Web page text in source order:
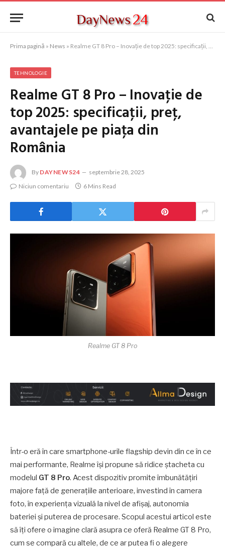
Prima pagină » News » Realme GT 8 Pro – Inovaţie de top 2025: specificaţii, preţ, avantajele pe piaţa din România
TEHNOLOGIE
Realme GT 8 Pro – Inovaţie de
top 2025: specificaţii, preţ,
avantajele pe piaţa din
România
By DAYNEWS24
septembrie 28, 2025
Niciun comentariu
6 Mins Read
Realme GT 8 Pro
Într-o eră în care smartphone-urile flagship devin din ce în ce
mai performante, Realme îşi propune să ridice ştacheta cu
modelul GT 8 Pro. Acest dispozitiv promite îmbunătăţiri
majore faţă de generaţiile anterioare, investind în camera
foto, în experienţa vizuală la nivel de afişaj, autonomia
bateriei şi puterea de procesare. Scopul acestui articol este
să îţi ofere o imagine clară asupra ce oferă Realme GT 8 Pro,
cum se compară cu altele, de ce ar putea fi o alegere